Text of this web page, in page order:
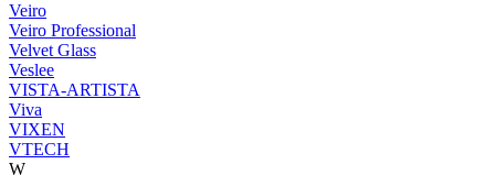
Veiro
Veiro Professional
Velvet Glass
Veslee
VISTA-ARTISTA
Viva
VIXEN
VTECH
W